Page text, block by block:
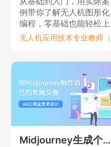
例带你了解无人机图形化
编程，零基础也能轻松上
手。
Midjourney生成个性元宇宙头像